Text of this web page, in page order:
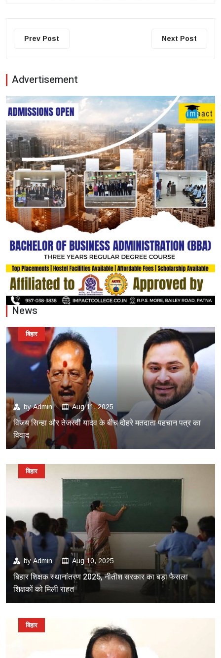
Prev Post Next Post
Advertisement
News
byAdmin Aug 11, 2025
विजय सिन्हा और तेजस्वी यादव के बीच दोहरे मतदाता पहचान पत्र का
विवाद
बिहार
byAdmin Aug 10, 2025
बिहार शिक्षक स्थानांतरण 2025, नीतीश सरकार का बड़ा फैसला
शिक्षकों को मिली राहत
बिहार
बिहार